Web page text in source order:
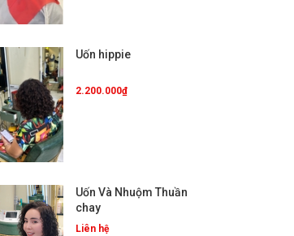
Uốn hippie
2.200.000₫
Uốn Và Nhuộm Thuần
chay
Liên hệ